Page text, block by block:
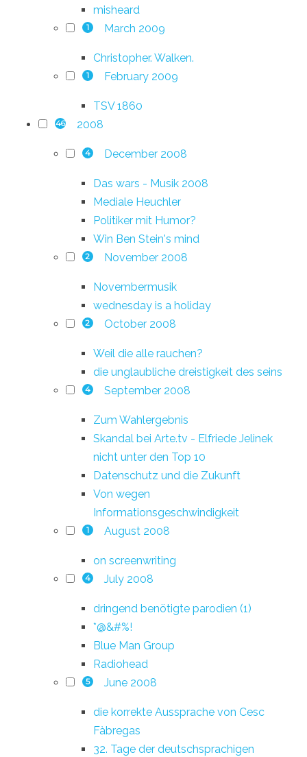
misheard
1 March 2009
Christopher. Walken.
1 February 2009
TSV 1860
46 2008
4 December 2008
Das wars - Musik 2008
Mediale Heuchler
Politiker mit Humor?
Win Ben Stein's mind
2 November 2008
Novembermusik
wednesday is a holiday
2 October 2008
Weil die alle rauchen?
die unglaubliche dreistigkeit des seins
4 September 2008
Zum Wahlergebnis
Skandal bei Arte.tv - Elfriede Jelinek
nicht unter den Top 10
Datenschutz und die Zukunft
Von wegen
Informationsgeschwindigkeit
1 August 2008
on screenwriting
4 July 2008
dringend benötigte parodien (1)
*@&#%!
Blue Man Group
Radiohead
5 June 2008
die korrekte Aussprache von Cesc
Fàbregas
32. Tage der deutschsprachigen